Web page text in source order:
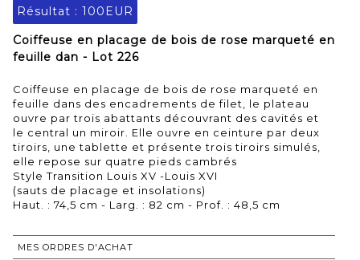
Résultat : 100EUR
Coiffeuse en placage de bois de rose marqueté en
feuille dan - Lot 226
Coiffeuse en placage de bois de rose marqueté en
feuille dans des encadrements de filet, le plateau
ouvre par trois abattants découvrant des cavités et
le central un miroir. Elle ouvre en ceinture par deux
tiroirs, une tablette et présente trois tiroirs simulés,
elle repose sur quatre pieds cambrés
Style Transition Louis XV -Louis XVI
(sauts de placage et insolations)
Haut. : 74,5 cm - Larg. : 82 cm - Prof. : 48,5 cm
MES ORDRES D'ACHAT